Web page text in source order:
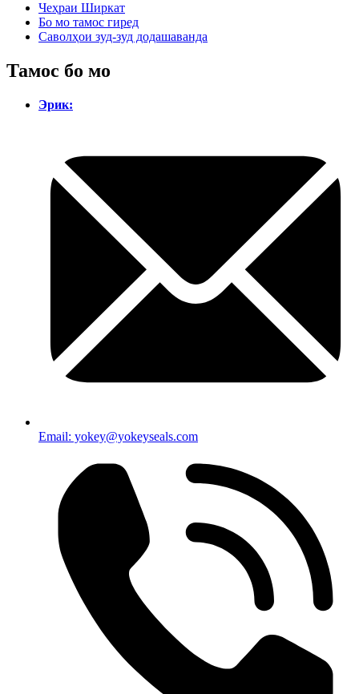
Чеҳраи Ширкат
Бо мо тамос гиред
Саволҳои зуд-зуд додашаванда
Тамос бо мо
Эрик:
Email: yokey@yokeyseals.com